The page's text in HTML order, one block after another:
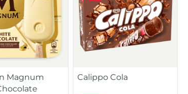
Magnum
Calippo Cola